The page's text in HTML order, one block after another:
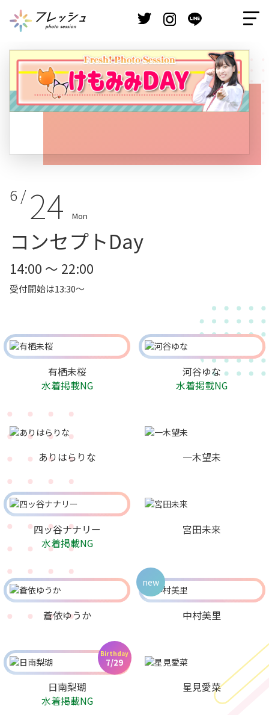
6 / 24 Mon
コンセプトDay
14:00 ～ 22:00
受付開始は13:30～
有栖未桜
水着掲載NG
河谷ゆな
水着掲載NG
ありはらりな 一木望未
四ッ谷ナナリー
水着掲載NG
Birthday
7/29
宮田未来
蒼依ゆうか 中村美里
new
日南梨瑚
水着掲載NG
星見愛菜